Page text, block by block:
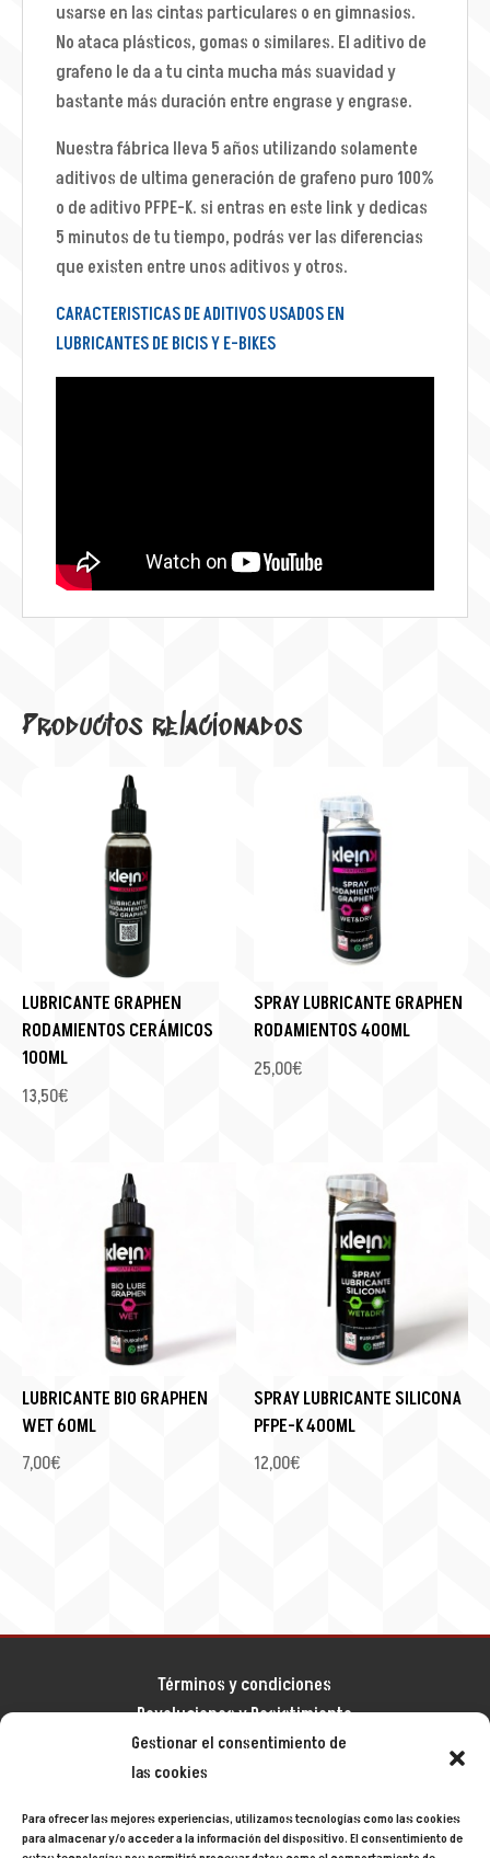
Gestionar el consentimiento de
las cookies
Para ofrecer las mejores experiencias, utilizamos tecnologías como las cookies
para almacenar y/o acceder a la información del dispositivo. El consentimiento de
usarse en las cintas particulares o en gimnasios.
No ataca plásticos, gomas o similares. El aditivo de
grafeno le da a tu cinta mucha más suavidad y
bastante más duración entre engrase y engrase.
Nuestra fábrica lleva 5 años utilizando solamente
aditivos de ultima generación de grafeno puro 100%
o de aditivo PFPE-K. si entras en este link y dedicas
5 minutos de tu tiempo, podrás ver las diferencias
que existen entre unos aditivos y otros.
CARACTERISTICAS DE ADITIVOS USADOS EN
LUBRICANTES DE BICIS Y E-BIKES
Productos relacionados
LUBRICANTE GRAPHEN
RODAMIENTOS CERÁMICOS
100ML
13,50€
SPRAY LUBRICANTE GRAPHEN
RODAMIENTOS 400ML
25,00€
LUBRICANTE BIO GRAPHEN
WET 60ML
7,00€
SPRAY LUBRICANTE SILICONA
PFPE-K 400ML
12,00€
Términos y condiciones
Devoluciones y Desistimiento
Aviso legal
Política de privacidad
Mapa del sitio